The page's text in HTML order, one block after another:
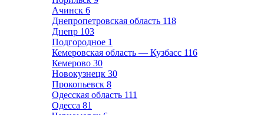
Ачинск 6
Днепропетровская область 118
Днепр 103
Подгородное 1
Кемеровская область — Кузбасс 116
Кемерово 30
Новокузнецк 30
Прокопьевск 8
Одесская область 111
Одесса 81